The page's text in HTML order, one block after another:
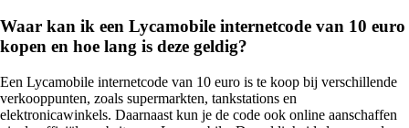
Waar kan ik een Lycamobile internetcode van 10 euro
kopen en hoe lang is deze geldig?
Een Lycamobile internetcode van 10 euro is te koop bij verschillende
verkooppunten, zoals supermarkten, tankstations en
elektronicawinkels. Daarnaast kun je de code ook online aanschaffen